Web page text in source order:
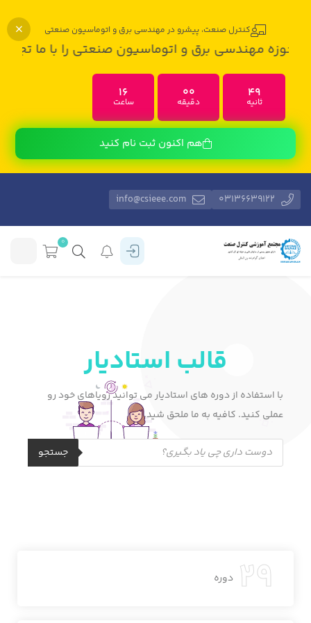
کنترل صنعت، پیشرو در مهندسی برق و اتوماسیون صنعتی
مهندسی برق و اتوماسیون صنعتی را با ما تجربه
16
ساعت
00
دقیقه
49
ثانیه
هم اکنون ثبت نام کنید
0
قالب استادیار
با استفاده از دوره های استادیار می توانید رویاهای خود رو
عملی کنید. کافیه به ما ملحق شید.
جستجو
29 دوره